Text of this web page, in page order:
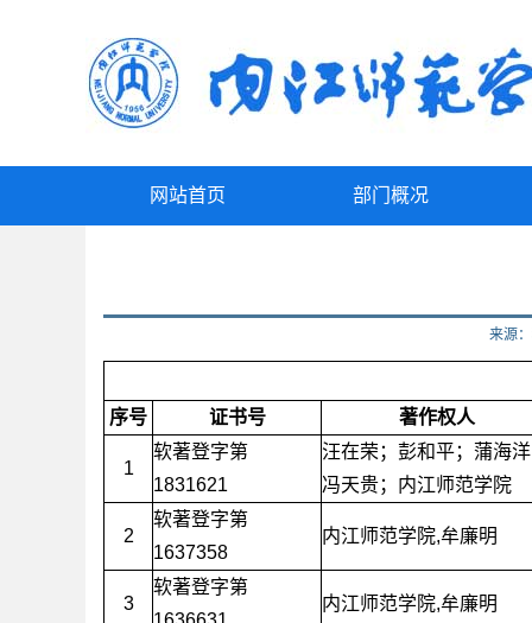
网站首页 部门概况
来源
序号 证书号 著作权人
1
软著登字第
1831621
汪在荣；彭和平；蒲海洋
冯天贵；内江师范学院
2
软著登字第
1637358
内江师范学院,牟廉明
3
软著登字第
内江师范学院,牟廉明